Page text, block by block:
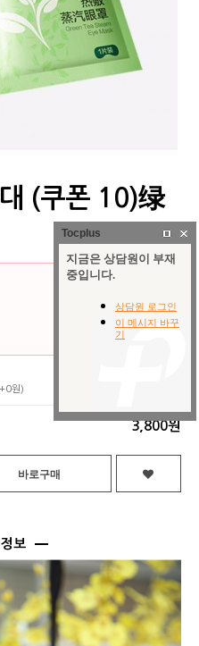
(쿠폰 10)绿
원)
3,800원
보
Tocplus